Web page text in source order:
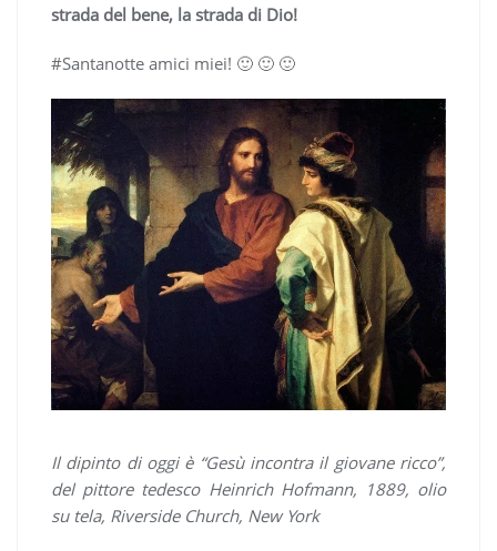
strada del bene, la strada di Dio!
#Santanotte amici miei! 🙂 🙂 🙂
Il dipinto di oggi è “Gesù incontra il giovane ricco”,
del pittore tedesco Heinrich Hofmann, 1889, olio
su tela, Riverside Church, New York